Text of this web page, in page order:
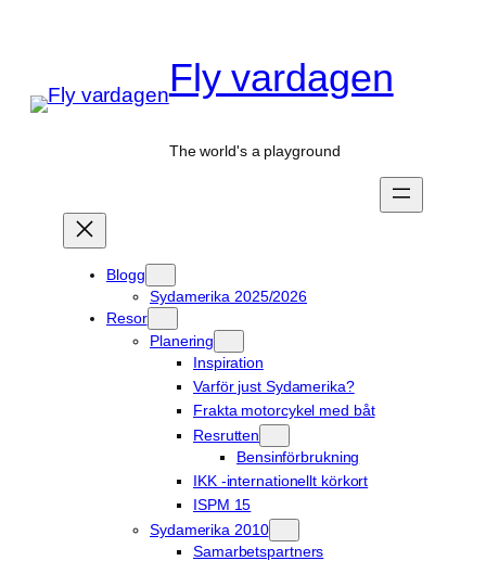
Fly vardagen
The world's a playground
Blogg
Sydamerika 2025/2026
Resor
Planering
Inspiration
Varför just Sydamerika?
Frakta motorcykel med båt
Resrutten
Bensinförbrukning
IKK -internationellt körkort
ISPM 15
Sydamerika 2010
Samarbetspartners